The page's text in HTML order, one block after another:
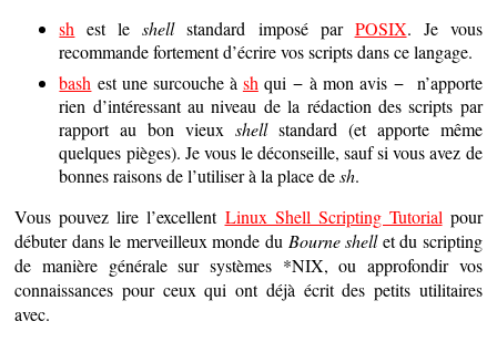
sh est leshellstandard imposé par POSIX. Je vous
recommande fortement d’écrire vos scripts dans ce langage.
bash est une surcouche à sh qui − à mon avis − n’apporte
rien d’intéressant au niveau de la rédaction des scripts par
rapport au bon vieux shellstandard (et apporte même
quelques pièges). Je vous le déconseille, sauf si vous avez de
bonnes raisons de l’utiliser à la place desh.
Vous pouvez lire l’excellent Linux Shell Scripting Tutorial pour
débuter dans le merveilleux monde du Bourne shellet du scripting
de manière générale sur systèmes *NIX, ou approfondir vos
connaissances pour ceux qui ont déjà écrit des petits utilitaires
avec.